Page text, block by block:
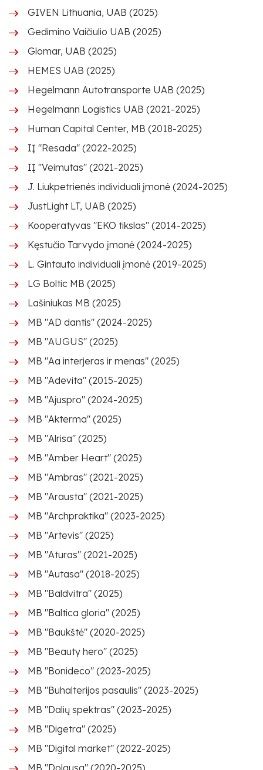
GIVEN Lithuania, UAB (2025)
Gedimino Vaičiulio UAB (2025)
Glomar, UAB (2025)
HEMES UAB (2025)
Hegelmann Autotransporte UAB (2025)
Hegelmann Logistics UAB (2021-2025)
Human Capital Center, MB (2018-2025)
IĮ "Resada" (2022-2025)
IĮ "Veimutas" (2021-2025)
J. Liukpetrienės individuali įmonė (2024-2025)
JustLight LT, UAB (2025)
Kooperatyvas "EKO tikslas" (2014-2025)
Kęstučio Tarvydo įmonė (2024-2025)
L. Gintauto individuali įmonė (2019-2025)
LG Boltic MB (2025)
Lašiniukas MB (2025)
MB "AD dantis" (2024-2025)
MB "AUGUS" (2025)
MB "Aa interjeras ir menas" (2025)
MB "Adevita" (2015-2025)
MB "Ajuspro" (2024-2025)
MB "Akterma" (2025)
MB "Alrisa" (2025)
MB "Amber Heart" (2025)
MB "Ambras" (2021-2025)
MB "Arausta" (2021-2025)
MB "Archpraktika" (2023-2025)
MB "Artevis" (2025)
MB "Aturas" (2021-2025)
MB "Autasa" (2018-2025)
MB "Baldvitra" (2025)
MB "Baltica gloria" (2025)
MB "Baukštė" (2020-2025)
MB "Beauty hero" (2025)
MB "Bonideco" (2023-2025)
MB "Buhalterijos pasaulis" (2023-2025)
MB "Dalių spektras" (2023-2025)
MB "Digetra" (2025)
MB "Digital market" (2022-2025)
MB "Dolausa" (2020-2025)